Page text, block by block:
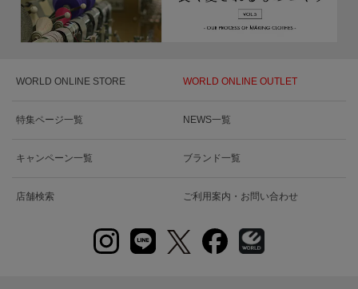
WORLD ONLINE STORE WORLD ONLINE OUTLET
特集ページ一覧 NEWS一覧
キャンペーン一覧 ブランド一覧
店舗検索 ご利用案内・お問い合わせ